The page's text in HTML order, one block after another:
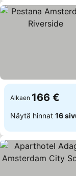
Alkaen 166 €
Näytä hinnat 16